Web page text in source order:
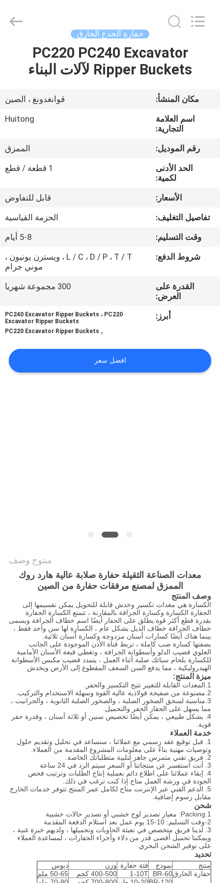
المنزل
برنامج
حولنا
في
المصنع
مراقبة
اقتباس
حفارة الجذع الخارق
PC220 PC240 Excavator
Ripper Buckets لآلات البناء
مكان المنشأ:
قوانغدونغ ، الصين
اسم العلامة
التجارية:
Huitong
رقم الموديل:
الممزق
الحد الأدنى
لكمية:
1 قطعة / قطع
الأسعار:
قابل للتفاوض
تفاصيل التغليف:
الحزمة القياسية
وقت التسليم:
5-8 أيام
شروط الدفع:
L / C ، D / P ، T / T ، ويسترن يونيون ،
موني جرام
القدرة على
العرض:
300 مجموعة شهريا
أبرز:
PC240 Excavator Ripper Buckets ، PC220
Excavator Ripper Buckets
,
PC220 Excavator Ripper Buckets
افضل سعر
منتوج وصف
معدات الصناعة الثقيلة حفارة صلابة عالية هارد روك
الممزق لمصنع مرفقات حفارة من الصين
وصف المنتج
الكسارة هي معدات تكسير وخدش قابلة للتحويل.يمكن تقسيمها إلى
الحفارة الكسارة وكسارة الجرافة.بالمقارنة ، تتمتع الكسارة الحفارة
بقدرة قطع أكثر قوة.يطلق على الحفار أيضًا اسم خطاف الجرافة ويسمى
خطاف الجرافة خطاف الذيل.بشكل عام ، الكسارة لها سن واحد فقط ،
بينما هناك أيضًا كسارات أسنان مزدوجة وكسارة أسنان ثلاثية.
بصفتها كسارة صب كاملة ، تربط قناة الأذن الموجودة على الجانب
العلوي قضيب الدلو وأسطوانة الجرافة ، وتغطي قبعة الأسنان الأمامية
للكسارة بلحام سبائك صلبة.أثناء العمل ، يتمدد قضيب مكبس الأسطوانة
الهيدروليكية ، مما يدفع السن السعف المقطوع إلى الأرض ويخدش
ميزة المنتج:
1.المعدات القابلة للتغيير تتيح التكسير والحفر.
2.مصنوعة من صفيحة فولاذية عالية القوة وسهلة الاستخدام والتركيب.
3.مناسبة لسحق الصخور الصلبة ، والصخور الصلبة الثانوية ، والجرانيت ،
مما يسهل على الحفار الحفر والتحميل.
4. بشكل طبيعي ، يمكن أيضًا تخصيص سنين أو ثلاثة أسنان ، وقدرة حفر
قوية.
خدمة العملاء
1. قبل توقيع عقد رسمي مع عملائنا ، سنساعد في تحليل وتقديم حلول
وتوصيات مهنية بناءً على معلومات المشروع المقدمة من العملاء.
2. فريق تقني متمرس جاهز لتلبية متطلباتك الخاصة.
3. أنت استفسر عن منتجاتنا أو السعر سيتم الرد في 24 ساعة
4. إبقاء عملائنا على اطلاع دائم بعملية إنتاج الطلبات وترتيب فحص
الجودة في ورشة العمل متاح إذا كنت ترغب في ذلك.
5. الدعم الفني عبر الإنترنت متاح لكامل عمر المنتج.تتوفر خدمات الخارج
مقابل رسوم إضافية.
شحن
1.Packing: معيار تصدير لوح خشبي أو تصدير حالات خشبية
2-وقت التسليم: 10-15 يوم عمل بعد استلام الدفعة المقدمة
3. لدينا فريق متخصص في تعبئة الحاويات وتحميلها ، ولديهم خبرة غنية ،
ويمكننا تحميل أقصى قدر من دلاء وأجزاء الحفارات ، لمساعدة العملاء
على توفير الشحن البحري.
تحديد
منتج نموذج فئة حفارة وزن
دبوس
حفارة الخارقBR-60
1-10T 400-500 كجم
50-65 ملم